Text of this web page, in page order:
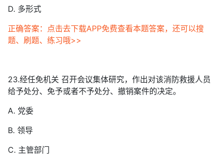
D. 多形式
正确答案：点击去下载APP免费查看本题答案，还可以搜
题、刷题、练习哦>>
23.经任免机关 召开会议集体研究，作出对该消防救援人员
给予处分、免予或者不予处分、撤销案件的决定。
A. 党委
B. 领导
C. 主管部门